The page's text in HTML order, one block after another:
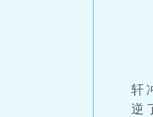
“
轩
逆